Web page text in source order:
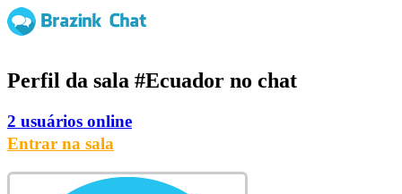
Perfil da sala #Ecuador no chat
2 usuários online
Entrar na sala